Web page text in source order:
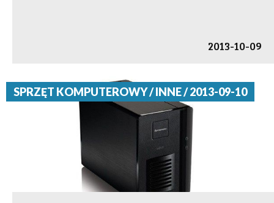
2013-10-09
SPRZĘT KOMPUTEROWY / INNE / 2013-09-10